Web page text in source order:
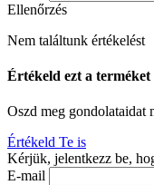
Ellenőrzés
Nem találtunk értékelést
Értékeld ezt a terméket
Oszd meg gondolataidat
Értékeld Te is
Kérjük, jelentkezz be,
E-mail